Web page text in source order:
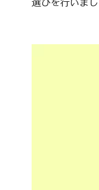
選びを行いまし